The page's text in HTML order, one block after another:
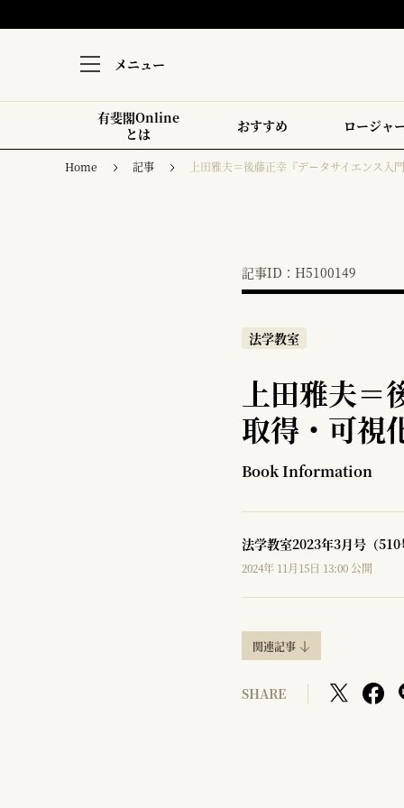
メニュー
有斐閣Online
とは
おすすめ ロージャ
Home 記事 上田雅夫＝後藤正幸『データサイエンス
記事ID：H5100149
法学教室
上田雅夫
取得・可視
Book Information
法学教室2023年3月号（510
2024年 11月15日 13:00 公開
関連記事
SHARE